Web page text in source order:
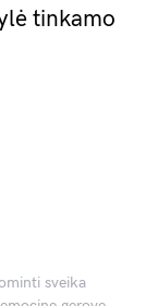
tinkamo
sveika